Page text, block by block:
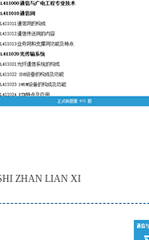
ZHAN LIAN XI